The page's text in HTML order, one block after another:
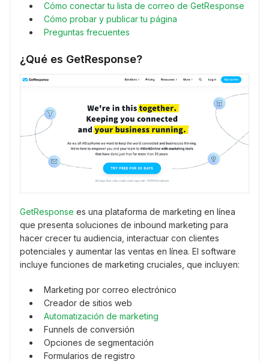
Cómo conectar tu lista de correo de GetResponse
Cómo probar y publicar tu página
Preguntas frecuentes
¿Qué es GetResponse?
GetResponse es una plataforma de marketing en línea
que presenta soluciones de inbound marketing para
hacer crecer tu audiencia, interactuar con clientes
potenciales y aumentar las ventas en línea. El software
incluye funciones de marketing cruciales, que incluyen:
Marketing por correo electrónico
Creador de sitios web
Automatización de marketing
Funnels de conversión
Opciones de segmentación
Formularios de registro